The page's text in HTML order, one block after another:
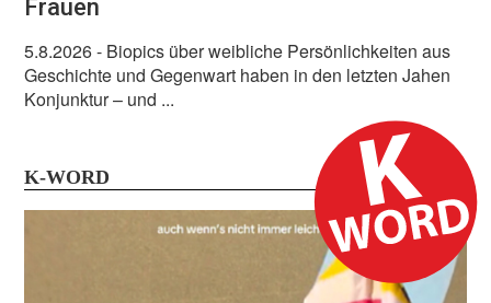
Frauen
5.8.2026- Biopics über weibliche Persönlichkeiten aus
Geschichte und Gegenwart haben in den letzten Jahen
Konjunktur – und ...
K-WORD